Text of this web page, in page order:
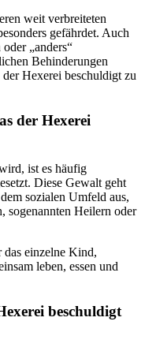
weit verbreiteten
gefährdet. Auch
„anders“
Behinderungen
Hexerei beschuldigt zu
der Hexerei
ist es häufig
Diese Gewalt geht
sozialen Umfeld aus,
sogenannten Heilern oder
einzelne Kind,
leben, essen und
beschuldigt